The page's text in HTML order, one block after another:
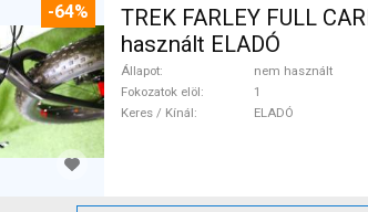
-64%
TREK FARLEY FULL
használt ELADÓ
Állapot
nem használt
Fokozatok elöl
1
Keres / Kínál
ELADÓ